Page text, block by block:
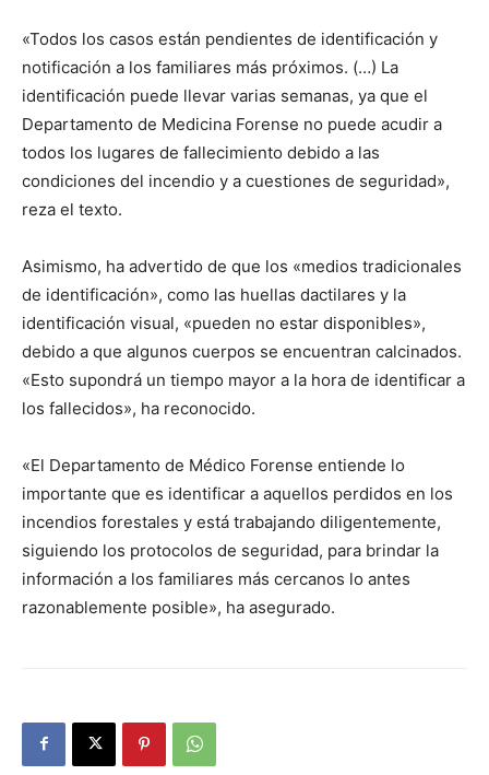
«Todos los casos están pendientes de identificación y
notificación a los familiares más próximos. (…) La
identificación puede llevar varias semanas, ya que el
Departamento de Medicina Forense no puede acudir a
todos los lugares de fallecimiento debido a las
condiciones del incendio y a cuestiones de seguridad»,
reza el texto.
Asimismo, ha advertido de que los «medios tradicionales
de identificación», como las huellas dactilares y la
identificación visual, «pueden no estar disponibles»,
debido a que algunos cuerpos se encuentran calcinados.
«Esto supondrá un tiempo mayor a la hora de identificar a
los fallecidos», ha reconocido.
«El Departamento de Médico Forense entiende lo
importante que es identificar a aquellos perdidos en los
incendios forestales y está trabajando diligentemente,
siguiendo los protocolos de seguridad, para brindar la
información a los familiares más cercanos lo antes
razonablemente posible», ha asegurado.